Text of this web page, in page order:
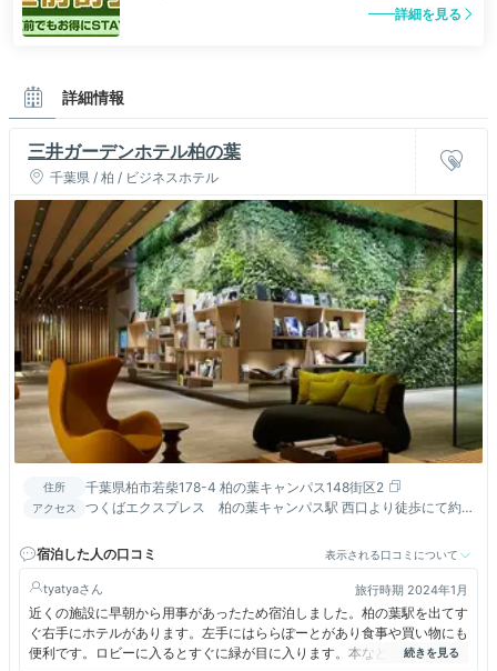
詳細を見る
詳細情報
三井ガーデンホテル柏の葉
千葉県 / 柏 / ビジネスホテル
住所 千葉県柏市若柴178-4 柏の葉キャンパス148街区2
アクセス
つくばエクスプレス 柏の葉キャンパス駅 西口より徒歩にて約
宿泊した人の口コミ
表示される口コミについて
tyatya 旅行時期 2024年1月
近くの施設に早朝から用事があったため宿泊しました。柏の葉駅を出てす
ぐ右手にホテルがあります。左手にはららぽーとがあり食事や買い物にも
便利です。ロビーに入るとすぐに緑が目に入ります。本なども多く置いて